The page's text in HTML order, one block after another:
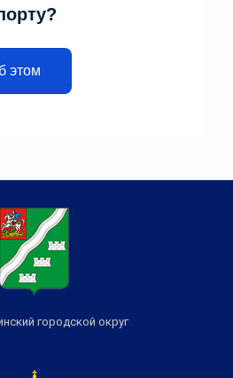
этом
городской округ